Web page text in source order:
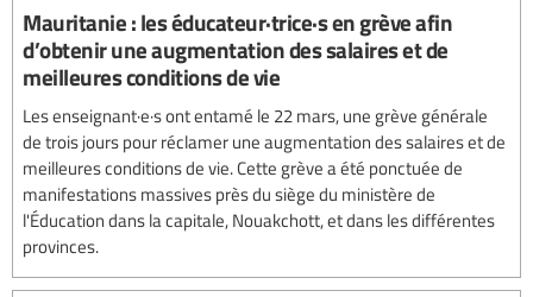
Mauritanie : les éducateur·trice·s en grève afin
d’obtenir une augmentation des salaires et de
meilleures conditions de vie
Les enseignant·e·s ont entamé le 22 mars, une grève générale
de trois jours pour réclamer une augmentation des salaires et de
meilleures conditions de vie. Cette grève a été ponctuée de
manifestations massives près du siège du ministère de
l'Éducation dans la capitale, Nouakchott, et dans les différentes
provinces.